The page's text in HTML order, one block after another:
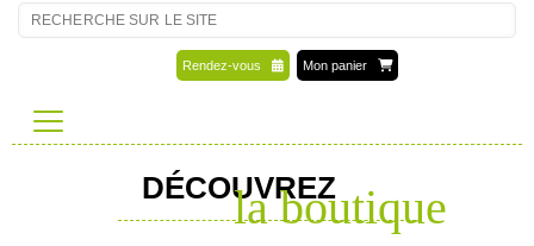
Rendez-vous Mon panier
DÉCOUVREZ
la boutique